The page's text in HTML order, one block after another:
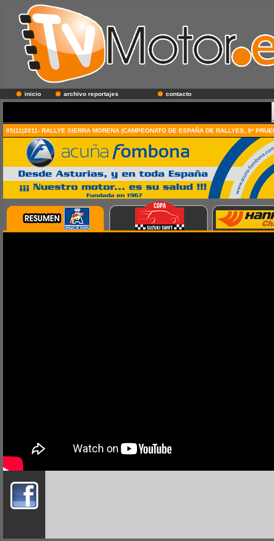
inicio archivo reportajes contacto
05|11|2011- RALLYE SIERRA MORENA (CAMPEONATO DE ESPAÑA DE RALLYES, 9ª